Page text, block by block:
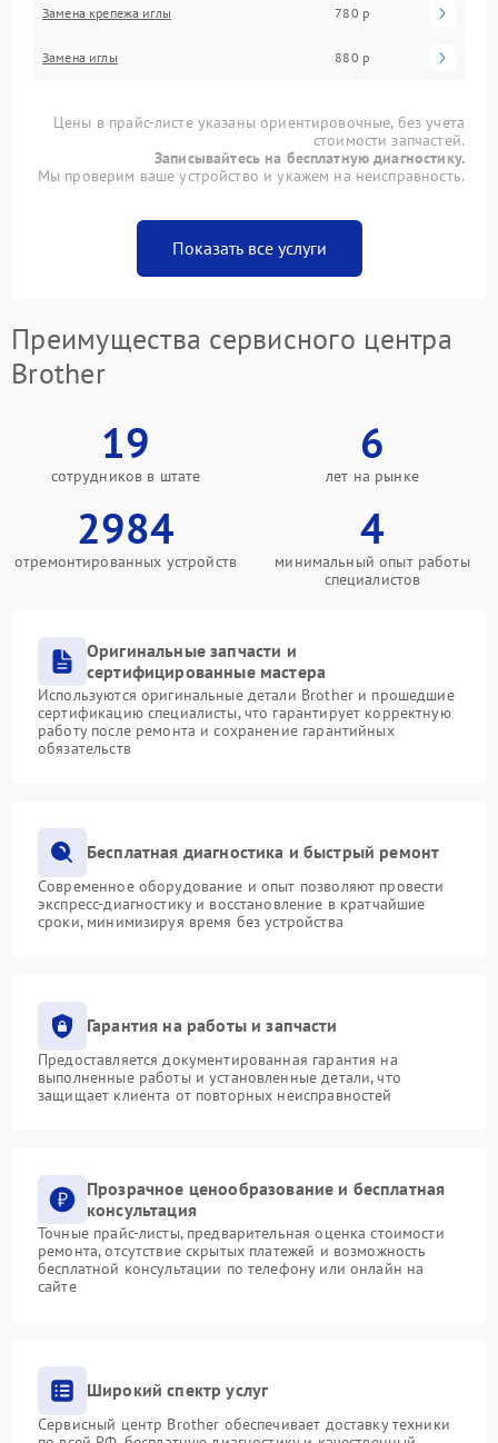
Замена крепежа иглы 780 р
Замена иглы 880 р
Цены в прайс-листе указаны ориентировочные, без учета
стоимости запчастей.
Записывайтесь на бесплатную диагностику.
Мы проверим ваше устройство и укажем на неисправность.
Показать все услуги
Преимущества сервисного центра
Brother
19
сотрудников в штате
6
лет на рынке
2984
отремонтированных устройств
4
минимальный опыт работы
специалистов
Оригинальные запчасти и
сертифицированные мастера
Используются оригинальные детали Brother и прошедшие
сертификацию специалисты, что гарантирует корректную
работу после ремонта и сохранение гарантийных
обязательств
Бесплатная диагностика и быстрый ремонт
Современное оборудование и опыт позволяют провести
экспресс-диагностику и восстановление в кратчайшие
сроки, минимизируя время без устройства
Гарантия на работы и запчасти
Предоставляется документированная гарантия на
выполненные работы и установленные детали, что
защищает клиента от повторных неисправностей
Прозрачное ценообразование и бесплатная
консультация
Точные прайс-листы, предварительная оценка стоимости
ремонта, отсутствие скрытых платежей и возможность
бесплатной консультации по телефону или онлайн на
сайте
Широкий спектр услуг
Сервисный центр Brother обеспечивает доставку техники